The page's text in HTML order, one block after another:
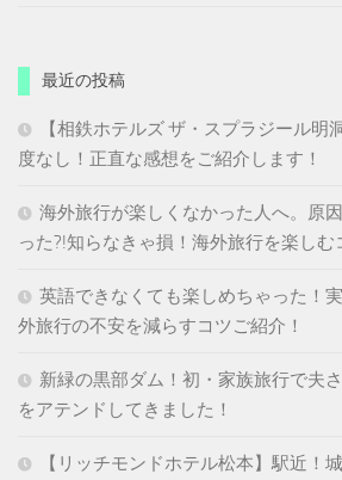
最近の投稿
【相鉄ホテルズ ザ・スプラジール明
度なし！正直な感想をご紹介します！
海外旅行が楽しくなかった人へ。原
った?!知らなきゃ損！海外旅行を楽しむ
英語できなくても楽しめちゃった！
外旅行の不安を減らすコツご紹介！
新緑の黒部ダム！初・家族旅行で夫
をアテンドしてきました！
【リッチモンドホテル松本】駅近！